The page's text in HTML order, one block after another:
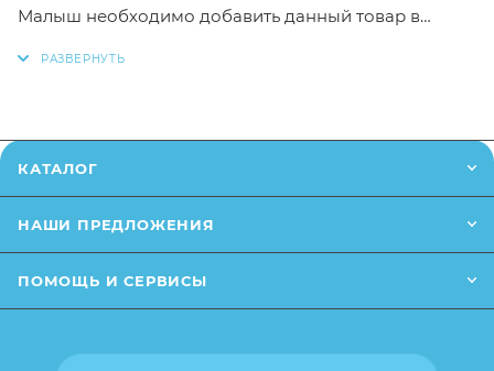
Малыш необходимо добавить данный товар в
от описания и изображения, размещенного на
изменения в дизайне или упаковке и т.д., не
товара), при этом основные потребительские
КАТАЛОГ
НАШИ ПРЕДЛОЖЕНИЯ
ПОМОЩЬ И СЕРВИСЫ